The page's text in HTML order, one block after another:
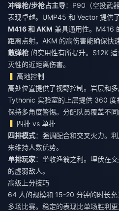
冲锋枪/步枪占主导：P90（空投武
表现卓越。UMP45 和 Vector 提供
M416 和 AKM 兼具通用性。M416
距离点射。AKM 的高伤害能确保快
散弹枪 的实用性有所提升。S12K
灭性的近距离伤害。
高地控制
高处位置提供了视野控制。岩层和多
Tythonic 实验室的上层提供 360 度
保持多角度警惕。分配队员覆盖不同
四排 vs 单排
四排模式：强调配合和交叉火力。
来维持人数优势。
单排玩家：坐收渔翁之利。埋伏在
的虚弱敌人。
高级上分技巧
64 人的规模和 15-20 分钟的时长
多场比赛。稳定的表现比单场胜利更